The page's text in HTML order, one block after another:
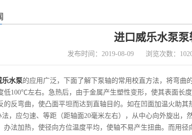
进口威乐水泵
发布时间：2019-08-09 浏览次数：
乐水泵的应用广泛，下面了解下泵轴的常用校直方法，将弯曲
低100℃左右。急热后，由于金属产生塑性变形，使其表面长
的反弯曲，使凸面平坦而达到直轴目的。如在凹面加温火助其
法，应匀速、等距（距轴面20毫米左右），从中心向外旋出
办法加热，使径向方位温度平均，使轴不易产生扭曲。而用